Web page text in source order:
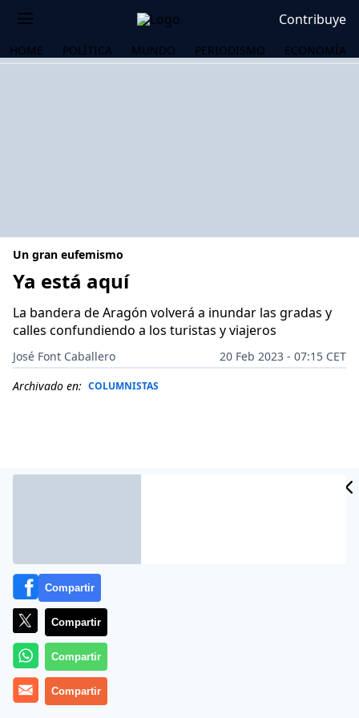
Contribuye
HOME POLÍTICA MUNDO PERIODISMO ECONOMÍA
Un gran eufemismo
Ya está aquí
La bandera de Aragón volverá a inundar las gradas y
calles confundiendo a los turistas y viajeros
José Font Caballero
20 Feb 2023 - 07:15 CET
Archivado en: COLUMNISTAS
Más información
Compartir
Compartir
Compartir
Compartir